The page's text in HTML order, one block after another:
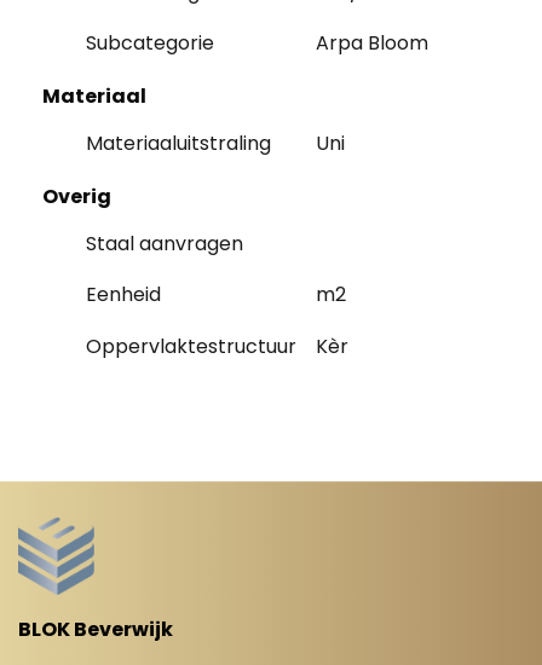
Subcategorie
Arpa Bloom
Materiaal
Materiaaluitstraling
Uni
Overig
Staal aanvragen
Eenheid
m2
Oppervlaktestructuur
Kèr
BLOK Beverwijk